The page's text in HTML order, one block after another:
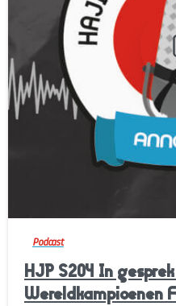
Podcast
HJP S204 In
Wereldkampioenen